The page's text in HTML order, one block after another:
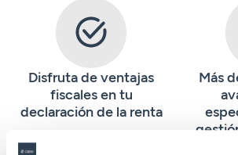
Disfruta de ventajas
fiscales en tu
declaración de la renta
Más